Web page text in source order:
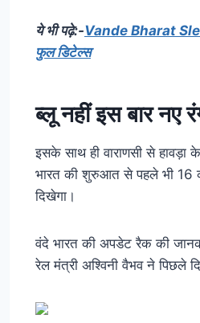
ये भी पढ़े:-Vande Bharat
फुल डिटेल्स
ब्लू नहीं इस बार नए
इसके साथ ही वाराणसी से हावड़ा
भारत की शुरुआत से पहले भी 16
दिखेगा।
वंदे भारत की अपडेट रैक की
रेल मंत्री अश्विनी वैभव ने पिछले